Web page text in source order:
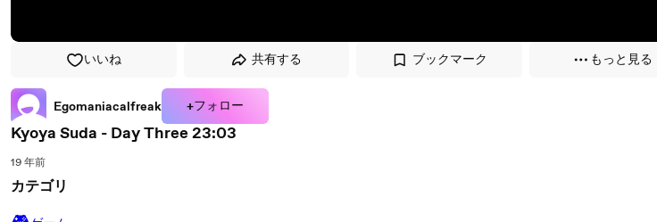
いいね 共有する ブックマーク もっと見る
Egomaniacalfreak +フォロー
Kyoya Suda - Day Three 23:03
19 年前
カテゴリ